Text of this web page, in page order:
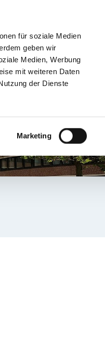
für soziale Medien
geben wir
Medien, Werbung
mit weiteren Daten
der Dienste
Marketing
KARRIERE & AUSBILDUNG